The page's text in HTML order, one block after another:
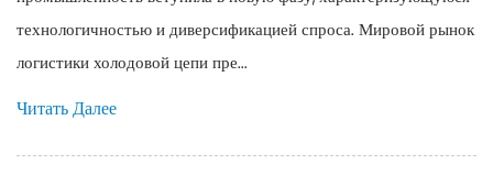
технологичностью и диверсификацией спроса. Мировой рынок
логистики холодовой цепи пре...
Читать Далее